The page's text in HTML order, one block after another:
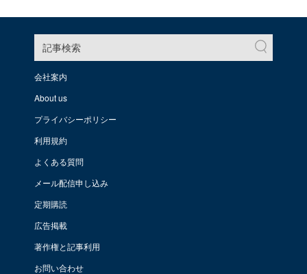
記事検索
会社案内
About us
プライバシーポリシー
利用規約
よくある質問
メール配信申し込み
定期購読
広告掲載
著作権と記事利用
お問い合わせ